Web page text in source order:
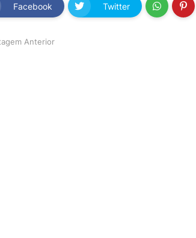
Facebook Twitter
Anterior